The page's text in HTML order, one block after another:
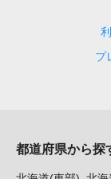
プ
都道府県から探